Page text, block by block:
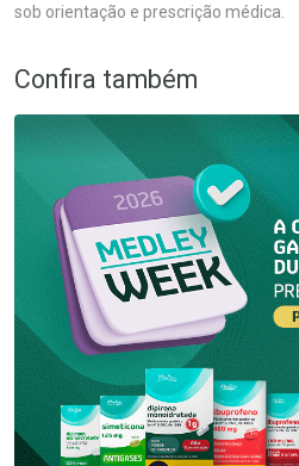
sob orientação e prescrição médica.
Confira também